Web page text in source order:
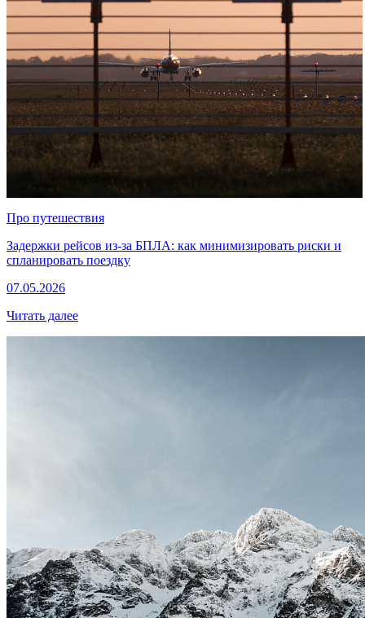
Про путешествия
Задержки рейсов из-за БПЛА: как минимизировать риски и
спланировать поездку
07.05.2026
Читать далее